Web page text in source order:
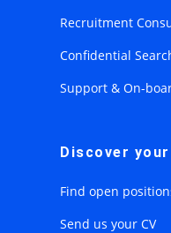
Recruitment
Confidential
Support & On-
Discover
Find open
Send us your CV